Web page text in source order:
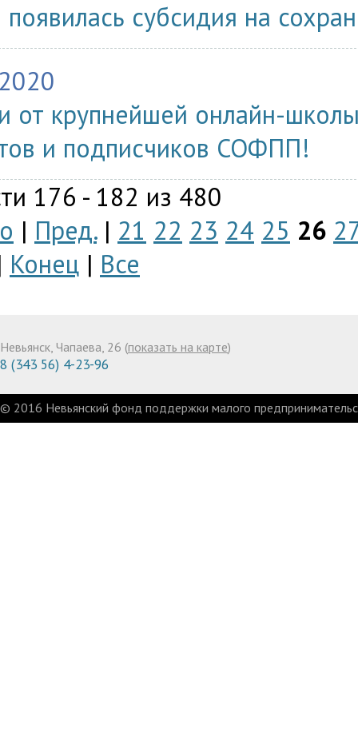
субсидия на
от крупнейшей онлайн-
и подписчиков СОФПП!
176 - 182 из 480
| Пред.| 21 22 23 24 25 26
Конец | Все
Невьянск, Чапаева, 26 (показать на карте)
8 (343 56) 4-23-96
© 2016 Невьянский фонд поддержки малого